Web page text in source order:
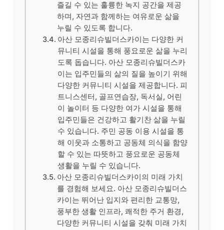
즐길 수 있는 훌륭한 녹지 공간을 제공
하며, 자연과 함께하는 여유로운 삶을
누릴 수 있도록 합니다.
아산 모종리슈빌더스카이는 다양한 커
뮤니티 시설을 통해 풍요로운 삶을 누리
도록 돕습니다. 아산 모종리슈빌더스카
이는 입주민들의 삶의 질을 높이기 위해
다양한 커뮤니티 시설을 제공합니다. 피
트니스센터, 골프연습장, 독서실, 어린
이 놀이터 등 다양한 여가 시설을 통해
입주민들은 건강하고 활기찬 삶을 누릴
수 있습니다. 주민 공동 이용 시설을 통
해 이웃과 소통하고 공동체 의식을 함양
할 수 있는 따뜻하고 풍요로운 공동체
생활을 누릴 수 있습니다.
아산 모종리슈빌더스카이의 미래 가치
를 경험해 보세요. 아산 모종리슈빌더스
카이는 뛰어난 입지와 편리한 교통망,
풍부한 생활 인프라, 쾌적한 주거 환경,
다양한 커뮤니티 시설을 갖춰 미래 가치